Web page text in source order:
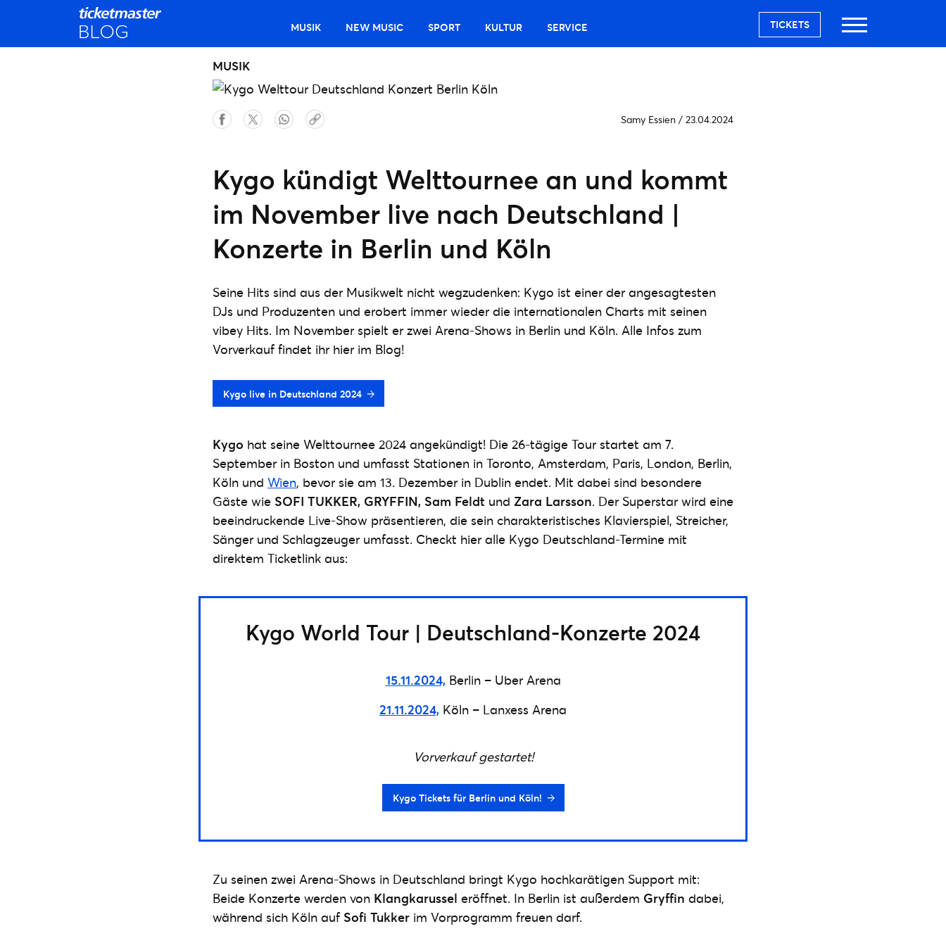
MUSIK NEW MUSIC SPORT KULTUR SERVICE TICKETS
MUSIK
Samy Essien / 23.04.2024
Kygo kündigt Welttournee an und kommt
im November live nach Deutschland |
Konzerte in Berlin und Köln
Seine Hits sind aus der Musikwelt nicht wegzudenken: Kygo ist einer der angesagtesten
DJs und Produzenten und erobert immer wieder die internationalen Charts mit seinen
vibey Hits. Im November spielt er zwei Arena-Shows in Berlin und Köln. Alle Infos zum
Vorverkauf findet ihr hier im Blog!
Kygo live in Deutschland 2024
Kygo hat seine Welttournee 2024 angekündigt! Die 26-tägige Tour startet am 7.
September in Boston und umfasst Stationen in Toronto, Amsterdam, Paris, London, Berlin,
Köln und Wien, bevor sie am 13. Dezember in Dublin endet. Mit dabei sind besondere
Gäste wie SOFI TUKKER, GRYFFIN, Sam Feldt und Zara Larsson. Der Superstar wird eine
beeindruckende Live-Show präsentieren, die sein charakteristisches Klavierspiel, Streicher,
Sänger und Schlagzeuger umfasst. Checkt hier alle Kygo Deutschland-Termine mit
direktem Ticketlink aus:
Kygo World Tour | Deutschland-Konzerte 2024
15.11.2024, Berlin – Uber Arena
21.11.2024, Köln – Lanxess Arena
Vorverkauf gestartet!
Kygo Tickets für Berlin und Köln!
Zu seinen zwei Arena-Shows in Deutschland bringt Kygo hochkarätigen Support mit:
Beide Konzerte werden von Klangkarussel eröffnet. In Berlin ist außerdem Gryffin dabei,
während sich Köln auf Sofi Tukker im Vorprogramm freuen darf.